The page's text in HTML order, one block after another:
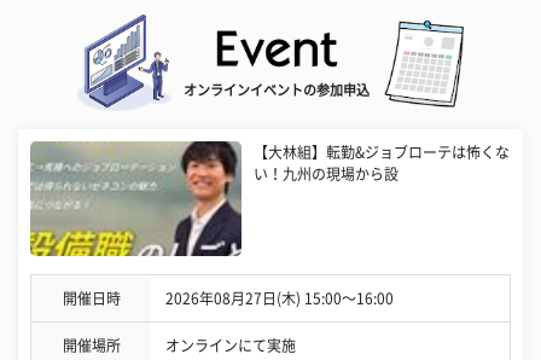
オンラインイベントの参加申込
【大林組】転勤&ジョブローテは怖くな
い！九州の現場から設
開催日時 2026年08月27日(木) 15:00〜16:00
開催場所 オンラインにて実施